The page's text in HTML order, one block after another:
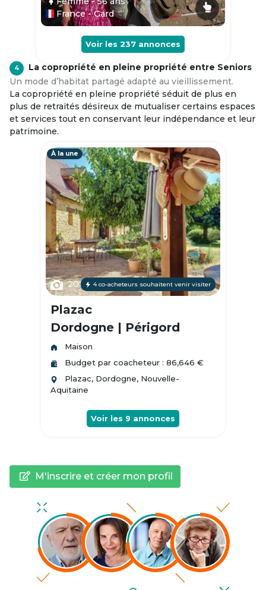
France - Gard
Voir les 237 annonces
4
La copropriété en pleine propriété entre Seniors
Un mode d’habitat partagé adapté au vieillissement.
La copropriété en pleine propriété séduit de plus en
plus de retraités désireux de mutualiser certains espaces
et services tout en conservant leur indépendance et leur
patrimoine.
À la une
20 4 co-acheteurs souhaitent venir visiter
Plazac
Dordogne | Périgord
Maison
Budget par coacheteur : 86,646 €
Plazac, Dordogne, Nouvelle-
Aquitaine
Voir les 9 annonces
M'inscrire et créer mon profil